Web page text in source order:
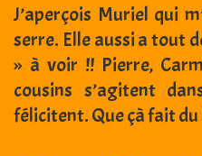
J’aperçois Muriel qui
serre. Elle aussi a tout
» à voir !! Pierre,
cousins s’agitent
félicitent. Que çà fait du